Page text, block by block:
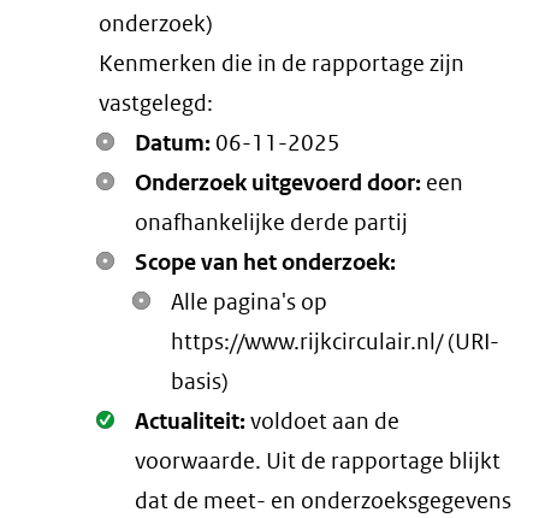
onderzoek)
Kenmerken die in de rapportage zijn
vastgelegd:
Datum: 06-11-2025
Onderzoek uitgevoerd door: een
onafhankelijke derde partij
Scope van het onderzoek:
Alle pagina's op
https://www.rijkcirculair.nl/ (URI-
basis)
Oké.
Actualiteit:voldoet aan de
voorwaarde. Uit de rapportage blijkt
dat de meet- en onderzoeksgegevens